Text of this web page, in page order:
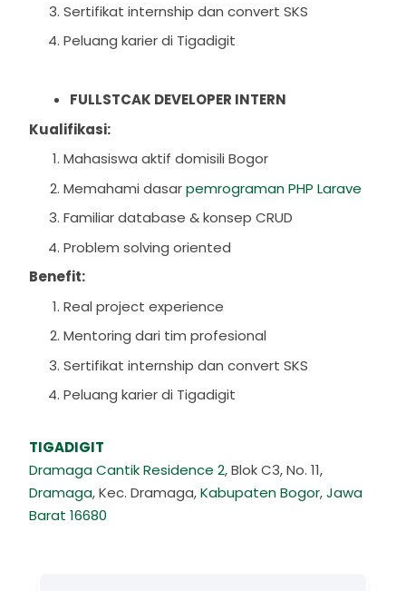
Sertifikat internship dan convert SKS
Peluang karier di Tigadigit
FULLSTCAK DEVELOPER INTERN
Kualifikasi:
Mahasiswa aktif domisili Bogor
Memahami dasarpemrograman PHP Larave
Familiar database & konsep CRUD
Problem solving oriented
Benefit:
Real project experience
Mentoring dari tim profesional
Sertifikat internship dan convert SKS
Peluang karier di Tigadigit
TIGADIGIT
Dramaga Cantik Residence 2, Blok C3, No. 11,
Dramaga, Kec. Dramaga,Kabupaten Bogor,Jawa
Barat 16680